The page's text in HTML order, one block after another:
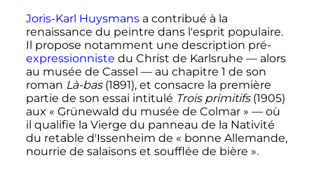
Joris-Karl Huysmansa contribué à la
renaissance du peintre dans l'esprit populaire.
Il propose notamment une description pré-
expressionniste du Christ de Karlsruhe — alors
au musée de Cassel — au chapitre 1 de son
roman Là-bas(1891), et consacre la première
partie de son essai intitulé Trois primitifs(1905)
aux « Grünewald du musée de Colmar » — où
il qualifie la Vierge du panneau de la Nativité
du retable d'Issenheim de « bonne Allemande,
nourrie de salaisons et soufflée de bière ».